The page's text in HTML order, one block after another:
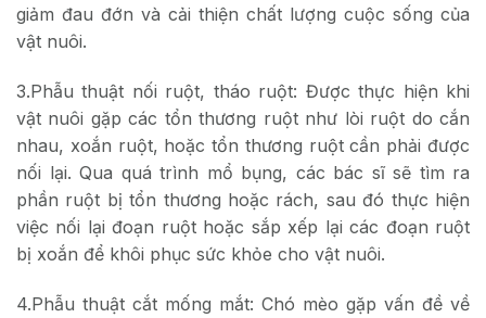
giảm đau đớn và cải thiện chất lượng cuộc sống của
vật nuôi.
3.Phẫu thuật nối ruột, tháo ruột: Được thực hiện khi
vật nuôi gặp các tổn thương ruột như lòi ruột do cắn
nhau, xoắn ruột, hoặc tổn thương ruột cần phải được
nối lại. Qua quá trình mổ bụng, các bác sĩ sẽ tìm ra
phần ruột bị tổn thương hoặc rách, sau đó thực hiện
việc nối lại đoạn ruột hoặc sắp xếp lại các đoạn ruột
bị xoắn để khôi phục sức khỏe cho vật nuôi.
4.Phẫu thuật cắt mống mắt: Chó mèo gặp vấn đề về